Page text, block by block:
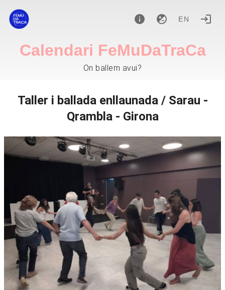
EN
Calendari FeMuDaTraCa
On ballem avui?
Taller i ballada enllaunada / Sarau -
Qrambla - Girona